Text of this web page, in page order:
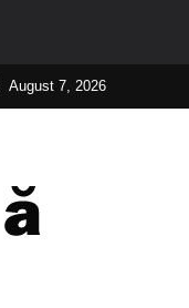
August 7, 2026